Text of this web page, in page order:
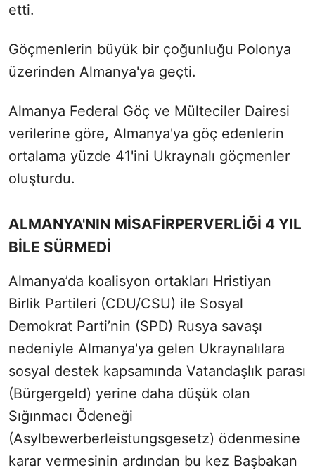
etti.
Göçmenlerin büyük bir çoğunluğu Polonya
üzerinden Almanya'ya geçti.
Almanya Federal Göç ve Mülteciler Dairesi
verilerine göre, Almanya'ya göç edenlerin
ortalama yüzde 41'ini Ukraynalı göçmenler
oluşturdu.
ALMANYA'NIN MİSAFİRPERVERLİĞİ 4 YIL
BİLE SÜRMEDİ
Almanya’da koalisyon ortakları Hristiyan
Birlik Partileri (CDU/CSU) ile Sosyal
Demokrat Parti’nin (SPD) Rusya savaşı
nedeniyle Almanya'ya gelen Ukraynalılara
sosyal destek kapsamında Vatandaşlık parası
(Bürgergeld) yerine daha düşük olan
Sığınmacı Ödeneği
(Asylbewerberleistungsgesetz) ödenmesine
karar vermesinin ardından bu kez Başbakan